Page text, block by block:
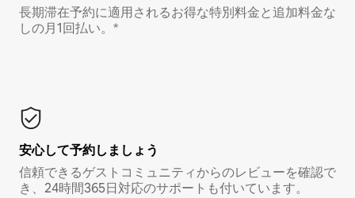
長期滞在予約に適用されるお得な特別料金と追加料金な
しの月1回払い。*
安心して予約しましょう
信頼できるゲストコミュニティからのレビューを確認で
き、24時間365日対応のサポートも付いています。